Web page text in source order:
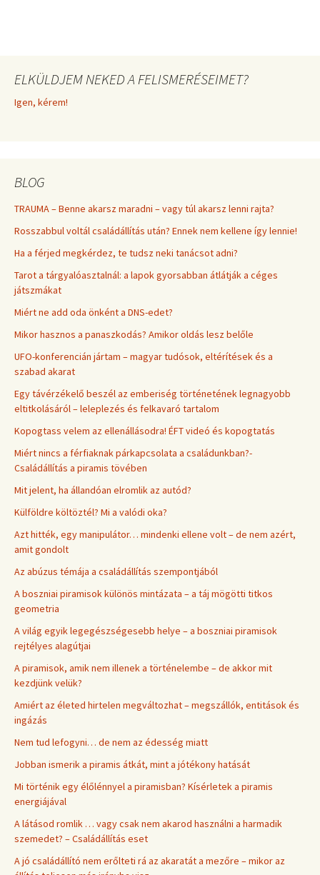
ELKÜLDJEM NEKED A FELISMERÉSEIMET?
Igen, kérem!
BLOG
TRAUMA – Benne akarsz maradni – vagy túl akarsz lenni rajta?
Rosszabbul voltál családállítás után? Ennek nem kellene így lennie!
Ha a férjed megkérdez, te tudsz neki tanácsot adni?
Tarot a tárgyalóasztalnál: a lapok gyorsabban átlátják a céges
játszmákat
Miért ne add oda önként a DNS-edet?
Mikor hasznos a panaszkodás? Amikor oldás lesz belőle
UFO-konferencián jártam – magyar tudósok, eltérítések és a
szabad akarat
Egy távérzékelő beszél az emberiség történetének legnagyobb
eltitkolásáról – leleplezés és felkavaró tartalom
Kopogtass velem az ellenállásodra! ÉFT videó és kopogtatás
Miért nincs a férfiaknak párkapcsolata a családunkban?-
Családállítás a piramis tövében
Mit jelent, ha állandóan elromlik az autód?
Külföldre költöztél? Mi a valódi oka?
Azt hitték, egy manipulátor… mindenki ellene volt – de nem azért,
amit gondolt
Az abúzus témája a családállítás szempontjából
A boszniai piramisok különös mintázata – a táj mögötti titkos
geometria
A világ egyik legegészségesebb helye – a boszniai piramisok
rejtélyes alagútjai
A piramisok, amik nem illenek a történelembe – de akkor mit
kezdjünk velük?
Amiért az életed hirtelen megváltozhat – megszállók, entitások és
ingázás
Nem tud lefogyni… de nem az édesség miatt
Jobban ismerik a piramis átkát, mint a jótékony hatását
Mi történik egy élőlénnyel a piramisban? Kísérletek a piramis
energiájával
A látásod romlik … vagy csak nem akarod használni a harmadik
szemedet? – Családállítás eset
A jó családállító nem erőlteti rá az akaratát a mezőre – mikor az